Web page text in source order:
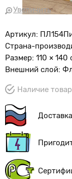
Увеличить
Артикул:
Страна-
Размер: 110 × 140
Внешний слой:
Наличие